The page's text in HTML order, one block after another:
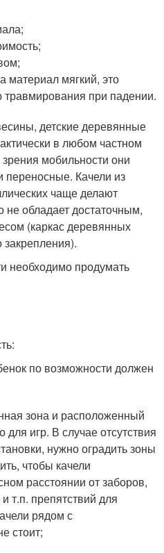
материал мягкий, это
травмирования при падении.
детские деревянные
в любом частном
мобильности они
переносные. Качели из
чаще делают
не обладает достаточным,
(каркас деревянных
закрепления).
необходимо продумать
по возможности должен
зона и расположенный
игр. В случае отсутствия
нужно оградить зоны
чтобы качели
расстоянии от заборов,
т.п. препятствий для
рядом с
стоит;